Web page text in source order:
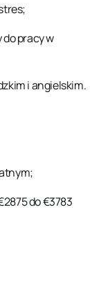
do pracy w
i angielskim.
do €3783